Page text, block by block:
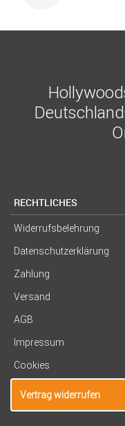
RECHTLICHES
Widerrufsbelehrung
Datenschutzerklärung
Zahlung
Versand
AGB
Impressum
Cookies
Vertrag widerrufen